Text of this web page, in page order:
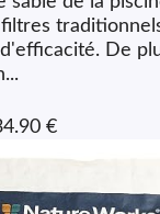
De
€